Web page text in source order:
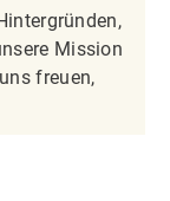
Mission
freuen,